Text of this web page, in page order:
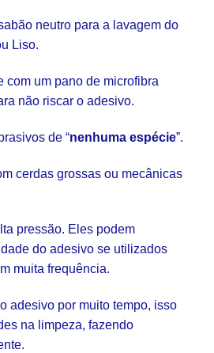
neutro para a lavagem do
Liso.
com um pano de microfibra
não riscar o adesivo.
de “nenhuma espécie”.
cerdas grossas ou mecânicas
pressão. Eles podem
do adesivo se utilizados
muita frequência.
adesivo por muito tempo, isso
na limpeza, fazendo